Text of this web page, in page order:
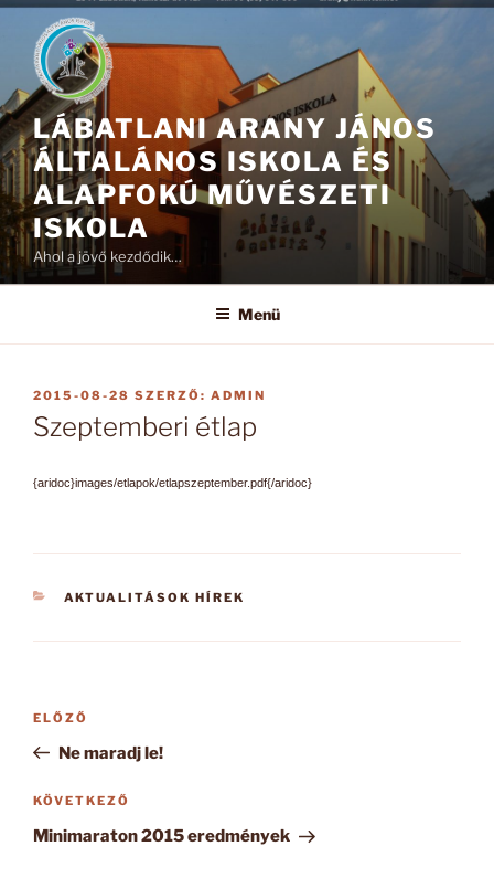
Tartalomhoz
LÁBATLANI ARANY JÁNOS
ÁLTALÁNOS ISKOLA ÉS
ALAPFOKÚ MŰVÉSZETI
ISKOLA
Ahol a jövő kezdődik…
Menü
BEKÜLDVE:
2015-08-28 SZERZŐ: ADMIN
Szeptemberi étlap
{aridoc}images/etlapok/etlapszeptember.pdf{/aridoc}
KATEGÓRIÁK
AKTUALITÁSOK HÍREK
Bejegyzés
Korábbi
bejegyzés
ELŐZŐ
Ne maradj le!
Következő
bejegyzés
KÖVETKEZŐ
Minimaraton 2015 eredmények